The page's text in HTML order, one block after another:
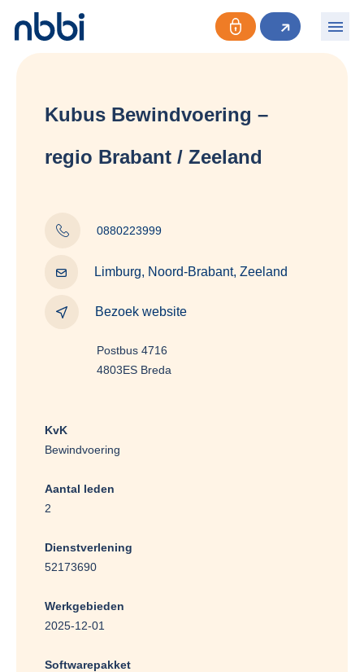
Kubus Bewindvoering –
regio Brabant / Zeeland
0880223999
Limburg, Noord-Brabant, Zeeland
Bezoek website
Postbus 4716
4803ES Breda
KvK
Bewindvoering
Aantal leden
2
Dienstverlening
52173690
Werkgebieden
2025-12-01
Softwarepakket